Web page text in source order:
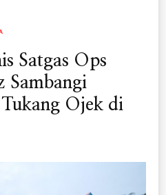
Satgas Ops
Sambangi
Tukang Ojek di